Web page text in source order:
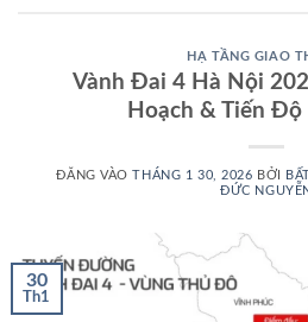
HẠ TẦNG GIAO
Vành Đai 4 Hà Nội
Hoạch & Tiến
ĐĂNG VÀO THÁNG 1 30, 2026 BỞI
ĐỨC
30
Th1